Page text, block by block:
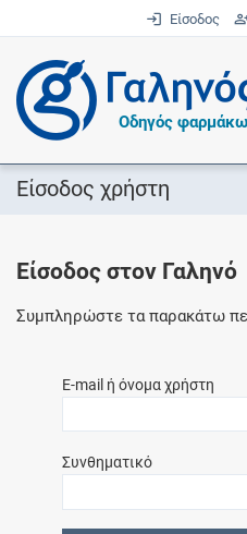
Είσοδος
Οδηγός
Είσοδος χρήστη
Είσοδος στον Γαληνό
Συμπληρώστε τα παρακάτω
E-mail ή όνομα χρήστη
Συνθηματικό